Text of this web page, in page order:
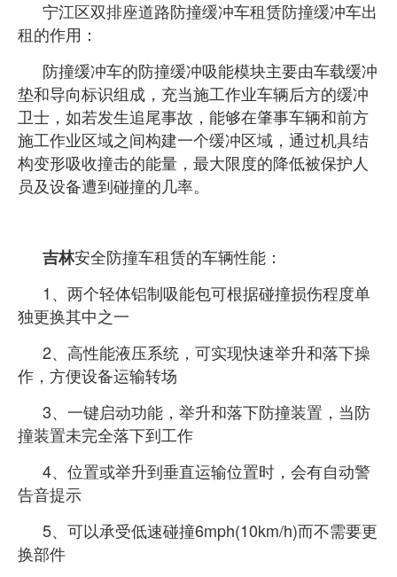
宁江区双排座道路防撞缓冲车租赁防撞缓冲车出
租的作用：
防撞缓冲车的防撞缓冲吸能模块主要由车载缓冲
垫和导向标识组成，充当施工作业车辆后方的缓冲
卫士，如若发生追尾事故，能够在肇事车辆和前方
施工作业区域之间构建一个缓冲区域，通过机具结
构变形吸收撞击的能量，最大限度的降低被保护人
员及设备遭到碰撞的几率。
吉林安全防撞车租赁的车辆性能：
1、两个轻体铝制吸能包可根据碰撞损伤程度单
独更换其中之一
2、高性能液压系统，可实现快速举升和落下操
作，方便设备运输转场
3、一键启动功能，举升和落下防撞装置，当防
撞装置未完全落下到工作
4、位置或举升到垂直运输位置时，会有自动警
告音提示
5、可以承受低速碰撞6mph(10km/h)而不需要更
换部件